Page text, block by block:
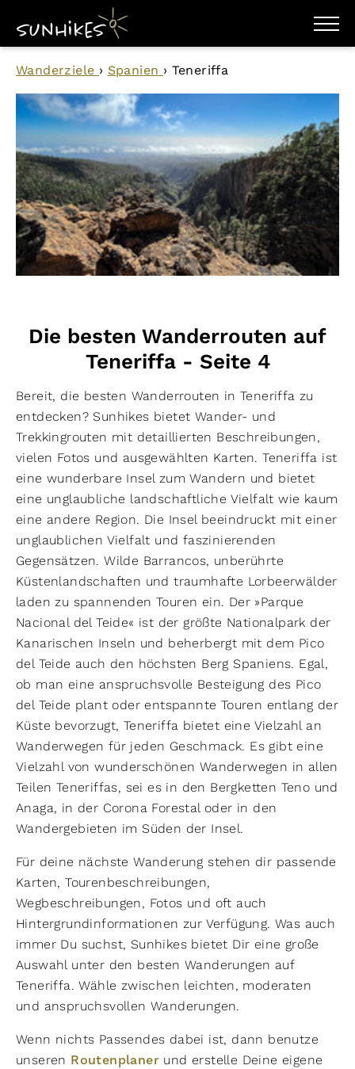
WANDERZIELE
WANDERUNGEN
ENTDECKEN
MAGAZIN
TRAILBOX
PLANER
Wanderziele › Spanien › Teneriffa
Die besten Wanderrouten auf
Teneriffa - Seite 4
Bereit, die besten Wanderrouten in Teneriffa zu
entdecken? Sunhikes bietet Wander- und
Trekkingrouten mit detaillierten Beschreibungen,
vielen Fotos und ausgewählten Karten. Teneriffa ist
eine wunderbare Insel zum Wandern und bietet
eine unglaubliche landschaftliche Vielfalt wie kaum
eine andere Region. Die Insel beeindruckt mit einer
unglaublichen Vielfalt und faszinierenden
Gegensätzen. Wilde Barrancos, unberührte
Küstenlandschaften und traumhafte Lorbeerwälder
laden zu spannenden Touren ein. Der »Parque
Nacional del Teide« ist der größte Nationalpark der
Kanarischen Inseln und beherbergt mit dem Pico
del Teide auch den höchsten Berg Spaniens. Egal,
ob man eine anspruchsvolle Besteigung des Pico
del Teide plant oder entspannte Touren entlang der
Küste bevorzugt, Teneriffa bietet eine Vielzahl an
Wanderwegen für jeden Geschmack. Es gibt eine
Vielzahl von wunderschönen Wanderwegen in allen
Teilen Teneriffas, sei es in den Bergketten Teno und
Anaga, in der Corona Forestal oder in den
Wandergebieten im Süden der Insel.
Für deine nächste Wanderung stehen dir passende
Karten, Tourenbeschreibungen,
Wegbeschreibungen, Fotos und oft auch
Hintergrundinformationen zur Verfügung. Was auch
immer Du suchst, Sunhikes bietet Dir eine große
Auswahl unter den besten Wanderungen auf
Teneriffa. Wähle zwischen leichten, moderaten
und anspruchsvollen Wanderungen.
Wenn nichts Passendes dabei ist, dann benutze
unseren Routenplaner und erstelle Deine eigene